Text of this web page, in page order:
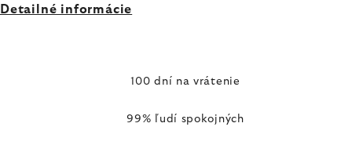
Detailné informácie
100 dní na vrátenie
99% ľudí spokojných